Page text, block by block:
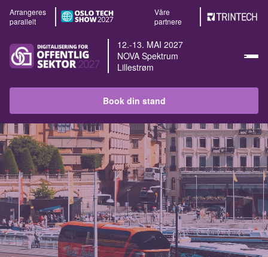
Arrangeres
parallelt
Våre
partnere
12.-13. MAI 2027
NOVA Spektrum
Lillestrøm
Book din stand